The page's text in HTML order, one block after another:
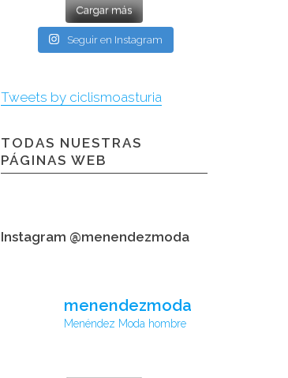
Cargar más
Seguir en Instagram
Tweets by ciclismoasturia
TODAS NUESTRAS
PÁGINAS WEB
Instagram @menendezmoda
menendezmoda
Menéndez Moda hombre